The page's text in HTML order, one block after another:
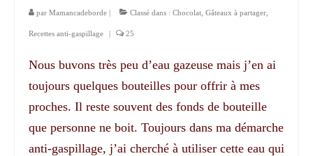
par Mamancadeborde | Classé dans : Chocolat Gâteaux à partager
Recettes anti-gaspillage | 25
Nous buvons très peu d’eau gazeuse mais j’en ai
toujours quelques bouteilles pour offrir à mes
proches. Il reste souvent des fonds de bouteille
que personne ne boit. Toujours dans ma démarche
anti-gaspillage, j’ai cherché à utiliser cette eau qui